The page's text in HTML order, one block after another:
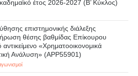
έτος 2026-2027 (B’ Kύκλος)
επιστημονικής διάλεξης
θέσης βαθμίδας Επίκουρου
«Χρηματοοικονομικά
Ανάλυση» (APP55901)